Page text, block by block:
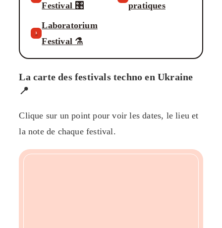
Festival 🎛️
3
Laboratorium
Festival ⚗️
pratiques
La carte des festivals techno en Ukraine
📍
Clique sur un point pour voir les dates, le lieu et
la note de chaque festival.